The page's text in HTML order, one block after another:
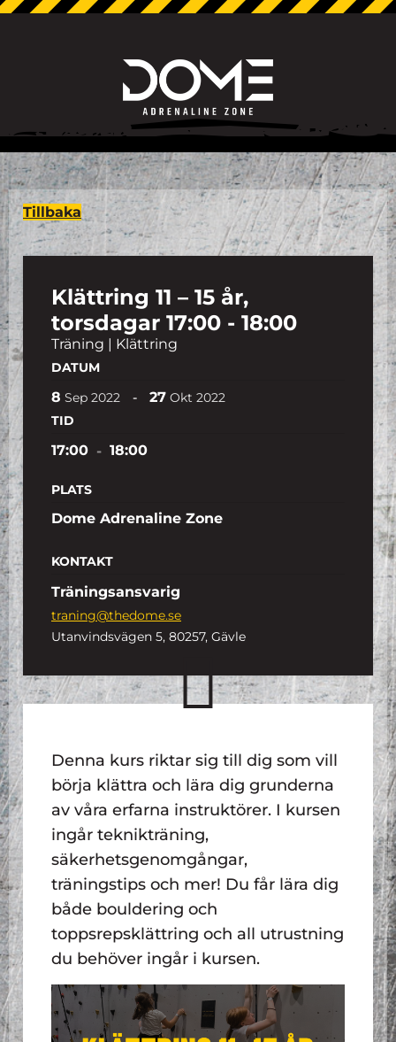
Tillbaka
Klättring 11 – 15 år,
torsdagar 17:00 - 18:00
Träning | Klättring
DATUM
8 Sep 2022 - 27 Okt 2022
TID
17:00 - 18:00
PLATS
Dome Adrenaline Zone
KONTAKT
Träningsansvarig
traning@thedome.se
Utanvindsvägen 5, 80257, Gävle
Denna kurs riktar sig till dig som vill
börja klättra och lära dig grunderna
av våra erfarna instruktörer. I kursen
ingår teknikträning,
säkerhetsgenomgångar,
träningstips och mer! Du får lära dig
både bouldering och
toppsrepsklättring och all utrustning
du behöver ingår i kursen.